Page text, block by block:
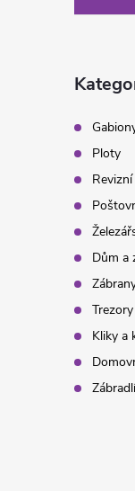
Ploty
Dům a
Kliky a